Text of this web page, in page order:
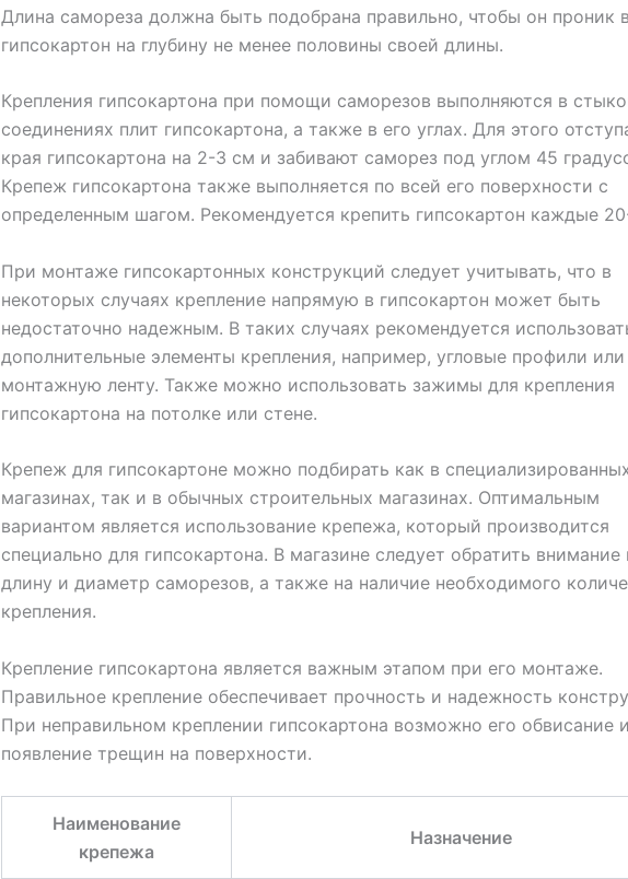
Длина самореза должна быть подобрана правильно, чтобы он проник в
гипсокартон на глубину не менее половины своей длины.
Крепления гипсокартона при помощи саморезов выполняются в
соединениях плит гипсокартона, а также в его углах. Для этого
края гипсокартона на 2-3 см и забивают саморез под углом 45
Крепеж гипсокартона также выполняется по всей его поверхности с
определенным шагом. Рекомендуется крепить гипсокартон каждые
При монтаже гипсокартонных конструкций следует учитывать, что в
некоторых случаях крепление напрямую в гипсокартон может быть
недостаточно надежным. В таких случаях рекомендуется
дополнительные элементы крепления, например, угловые профили или
монтажную ленту. Также можно использовать зажимы для крепления
гипсокартона на потолке или стене.
Крепеж для гипсокартоне можно подбирать как в
магазинах, так и в обычных строительных магазинах. Оптимальным
вариантом является использование крепежа, который производится
специально для гипсокартона. В магазине следует обратить внимание
длину и диаметр саморезов, а также на наличие необходимого
крепления.
Крепление гипсокартона является важным этапом при его монтаже.
Правильное крепление обеспечивает прочность и надежность
При неправильном креплении гипсокартона возможно его обвисание
появление трещин на поверхности.
Наименование
крепежа
Назначение